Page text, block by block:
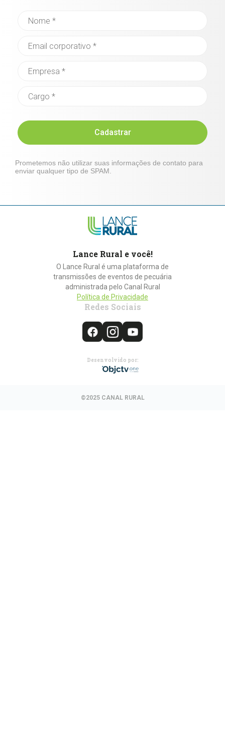
Cadastrar
Prometemos não utilizar suas informações de contato para
enviar qualquer tipo de SPAM.
Lance Rural e você!
O Lance Rural é uma plataforma de
transmissões de eventos de pecuária
administrada pelo Canal Rural
Política de Privacidade
Redes Sociais
Desenvolvido por:
©2025 CANAL RURAL